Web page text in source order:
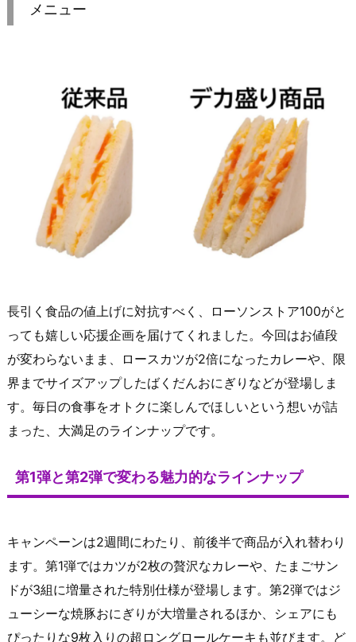
メニュー
長引く食品の値上げに対抗すべく、ローソンストア100がと
っても嬉しい応援企画を届けてくれました。今回はお値段
が変わらないまま、ロースカツが2倍になったカレーや、限
界までサイズアップしたばくだんおにぎりなどが登場しま
す。毎日の食事をオトクに楽しんでほしいという想いが詰
まった、大満足のラインナップです。
第1弾と第2弾で変わる魅力的なラインナップ
キャンペーンは2週間にわたり、前後半で商品が入れ替わり
ます。第1弾ではカツが2枚の贅沢なカレーや、たまごサン
ドが3組に増量された特別仕様が登場します。第2弾ではジ
ューシーな焼豚おにぎりが大増量されるほか、シェアにも
ぴったりな9枚入りの超ロングロールケーキも並びます。ど